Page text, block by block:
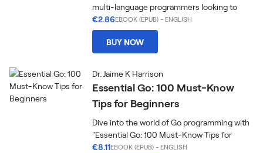
multi-language programmers looking to
€2.86EBOOK (EPUB) - ENGLISH
BUY NOW
Dr. Jaime K Harrison
Essential Go: 100 Must-Know
Tips for Beginners
Dive into the world of Go programming with
"Essential Go: 100 Must-Know Tips for
€8.11EBOOK (EPUB) - ENGLISH